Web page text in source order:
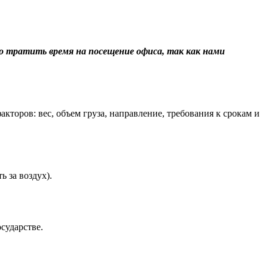
время на посещение офиса, так как нами
вес, объем груза, направление, требования к срокам и
за воздух).